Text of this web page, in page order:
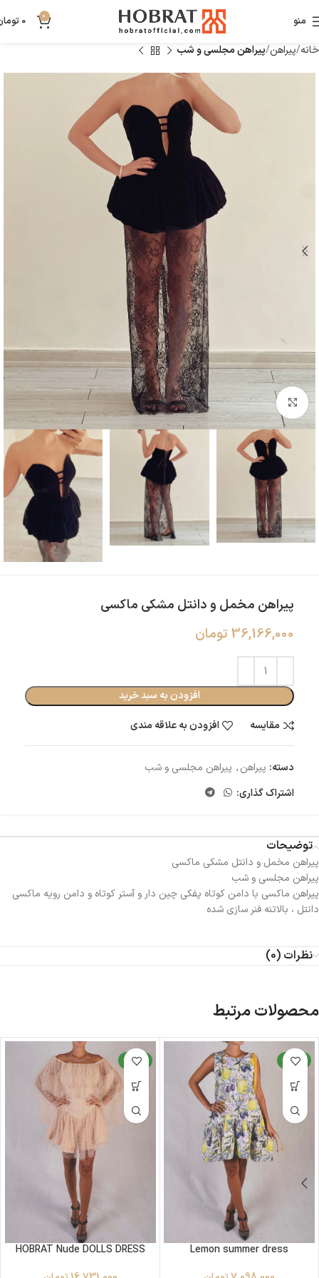
منو 0
0
خانه پیراهن پیراهن مجلسی و شب
بزرگنمایی تصویر
پیراهن مخمل و دانتل مشکی ماکسی
36,166,000 تومان
افزودن به سبد خرید
مقایسه
افزودن به علاقه مندی
دسته: پیراهن, پیراهن مجلسی و شب
اشتراک گذاری:
توضیحات
پیراهن مخمل و دانتل مشکی ماکسی
پیراهن مجلسی و شب
پیراهن ماکسی با دامن کوتاه پفکی چین دار و آستر کوتاه و دامن رویه ماکسی
دانتل ، بالاتنه فنر سازی شده
نظرات (0)
محصولات مرتبط
جدید
Lemon summer dress
جدید
HOBRAT Nude DOLLS DRESS